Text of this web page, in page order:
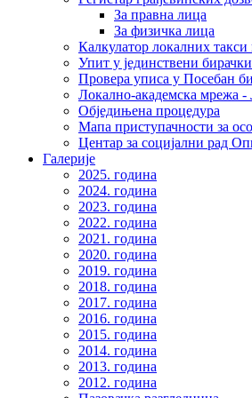
За правна лица
За физичка лица
Калкулатор локалних такси
Упит у јединствени
Провера уписа у Посебан
Локално-академска мрежа
Обједињена процедура
Мапа приступачности за
Центар за социјални рад
Галерије
2025. година
2024. година
2023. година
2022. година
2021. година
2020. година
2019. година
2018. година
2017. година
2016. година
2015. година
2014. година
2013. година
2012. година